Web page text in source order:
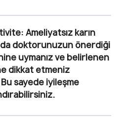
: Ameliyatsız karın
doktorunuzun önerdiği
uymanız ve belirlenen
dikkat etmeniz
sayede iyileşme